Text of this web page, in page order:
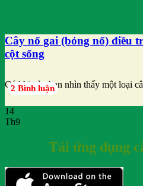
Cây nổ gai (bỏng nổ) điều
cột sống
Có khi nào bạn nhìn thấy một loại
2 Bình luận
14
Th9
Tải ứng dụng